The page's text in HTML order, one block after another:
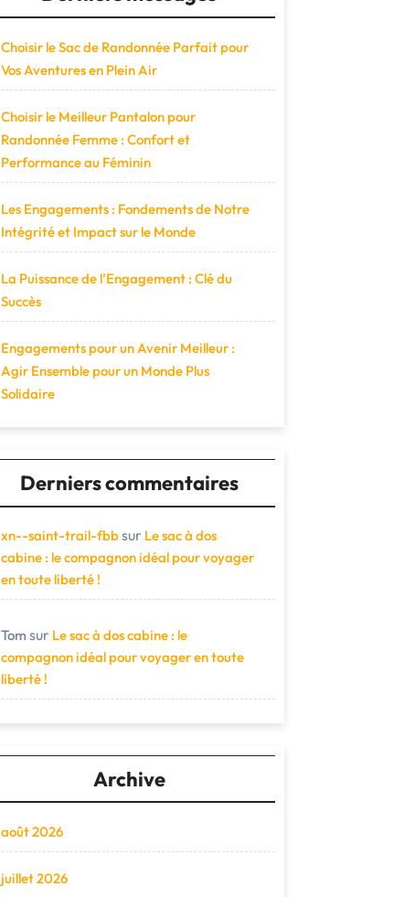
Choisir le Sac de Randonnée Parfait pour
Vos Aventures en Plein Air
Choisir le Meilleur Pantalon pour
Randonnée Femme : Confort et
Performance au Féminin
Les Engagements : Fondements de Notre
Intégrité et Impact sur le Monde
La Puissance de l’Engagement : Clé du
Succès
Engagements pour un Avenir Meilleur :
Agir Ensemble pour un Monde Plus
Solidaire
Derniers commentaires
xn--saint-trail-fbbsur Le sac à dos
cabine : le compagnon idéal pour voyager
en toute liberté !
Tom sur Le sac à dos cabine : le
compagnon idéal pour voyager en toute
liberté !
Archive
août 2026
juillet 2026